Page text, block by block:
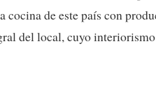
cocina de este país con
del local, cuyo